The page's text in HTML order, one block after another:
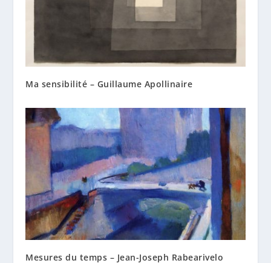
Ma sensibilité – Guillaume Apollinaire
Mesures du temps – Jean-Joseph Rabearivelo